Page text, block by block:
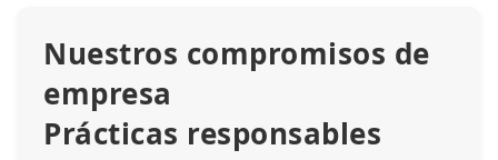
Nuestros compromisos de
empresa
Prácticas responsables